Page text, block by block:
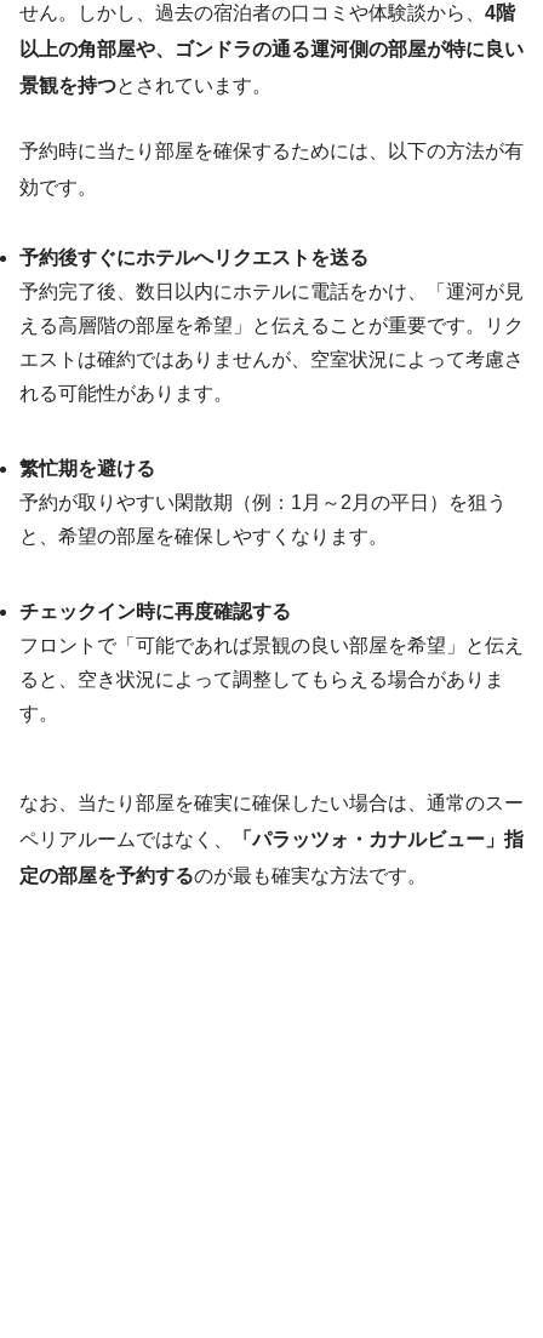
せん。しかし、過去の宿泊者の口コミや体験談から、 4階
以上の角部屋や、ゴンドラの通る運河側の部屋が特に良い
景観を持つとされています。
予約時に当たり部屋を確保するためには、以下の方法が有
効です。
予約後すぐにホテルへリクエストを送る
予約完了後、数日以内にホテルに電話をかけ、「運河が見
える高層階の部屋を希望」と伝えることが重要です。リク
エストは確約ではありませんが、空室状況によって考慮さ
れる可能性があります。
繁忙期を避ける
予約が取りやすい閑散期（例：1月～2月の平日）を狙う
と、希望の部屋を確保しやすくなります。
チェックイン時に再度確認する
フロントで「可能であれば景観の良い部屋を希望」と伝え
ると、空き状況によって調整してもらえる場合がありま
す。
なお、当たり部屋を確実に確保したい場合は、通常のスー
ペリアルームではなく、
「パラッツォ・カナルビュー」指
定の部屋を予約するのが最も確実な方法です。